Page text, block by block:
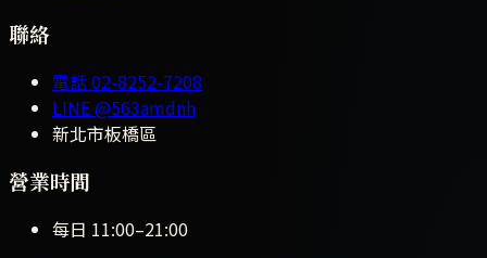
聯絡
電話02-8252-7208
LINE@563amdnh
新北市板橋區
營業時間
每日 11:00–21:00